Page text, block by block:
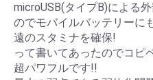
microUSB(タイプB)による
のでモバイルバッテリーに
遠のスタミナを確保!
って書いてあったのでコピ
超パワフルです!!